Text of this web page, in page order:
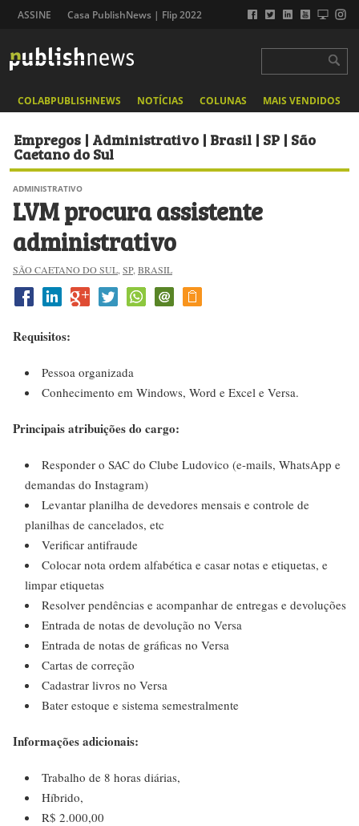
ASSINE Casa PublishNews | Flip 2022
COLABPUBLISHNEWS NOTÍCIAS COLUNAS MAIS VENDIDOS
Empregos | Administrativo | Brasil | SP | São
Caetano do Sul
ADMINISTRATIVO
LVM procura assistente
administrativo
SÃO CAETANO DO SUL SP, BRASIL
Requisitos:
Pessoa organizada
Conhecimento em Windows, Word e Excel e Versa.
Principais atribuições do cargo:
Responder o SAC do Clube Ludovico (e-mails, WhatsApp e
demandas do Instagram)
Levantar planilha de devedores mensais e controle de
planilhas de cancelados, etc
Verificar antifraude
Colocar nota ordem alfabética e casar notas e etiquetas, e
limpar etiquetas
Resolver pendências e acompanhar de entregas e devoluções
Entrada de notas de devolução no Versa
Entrada de notas de gráficas no Versa
Cartas de correção
Cadastrar livros no Versa
Bater estoque e sistema semestralmente
Informações adicionais:
Trabalho de 8 horas diárias,
Híbrido,
R$ 2.000,00